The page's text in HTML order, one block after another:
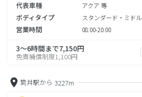
代表車種 アクア 等
ボディタイプ スタンダード・ミドル
営業時間 08:00-20:00
3～6時間まで7,150円
免責補償制度1,100円
筒井駅から 3227m